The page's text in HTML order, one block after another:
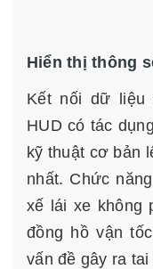
Hiển thị thông
Kết nối dữ liệu
HUD có tác
kỹ thuật cơ bản
nhất. Chức
xế lái xe không
đồng hồ vận
vấn đề gây ra